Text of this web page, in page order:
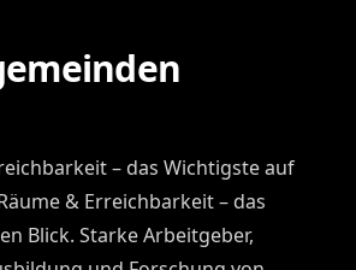
– das Wichtigste auf
& Erreichbarkeit – das
Blick. Starke Arbeitgeber,